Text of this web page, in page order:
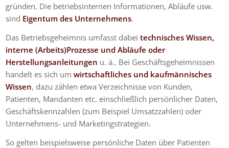
gründen. Die betriebsinternen Informationen, Abläufe usw.
sind Eigentum des Unternehmens.
Das Betriebsgeheimnis umfasst dabeitechnisches Wissen,
interne (Arbeits)Prozesse und Abläufe oder
Herstellungsanleitungen u. ä.. Bei Geschäftsgeheimnissen
handelt es sich umwirtschaftliches und kaufmännisches
Wissen, dazu zählen etwa Verzeichnisse von Kunden,
Patienten, Mandanten etc. einschließlich persönlicher Daten,
Geschäftskennzahlen (zum Beispiel Umsatzzahlen) oder
Unternehmens- und Marketingstrategien.
So gelten beispielsweise persönliche Daten über Patienten